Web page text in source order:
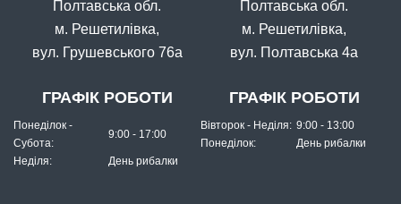
Полтавська обл.
м. Решетилівка,
вул. Грушевського 76а
ГРАФІК РОБОТИ
Понеділок -
Субота:
9:00 - 17:00
Неділя: День рибалки
Полтавська обл.
м. Решетилівка,
вул. Полтавська 4а
ГРАФІК РОБОТИ
Вівторок - Неділя: 9:00 - 13:00
Понеділок:
День рибалки